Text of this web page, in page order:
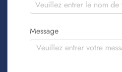
Message